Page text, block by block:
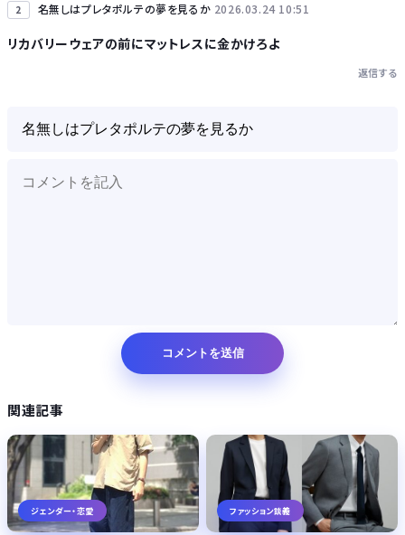
Powered by livedoor 相互RSS
2 名無しはプレタポルテの夢を見るか 2026.03.24 10:51
リカバリーウェアの前にマットレスに金かけろよ
返信する
関連記事
ジェンダー・恋愛 ファッション談義